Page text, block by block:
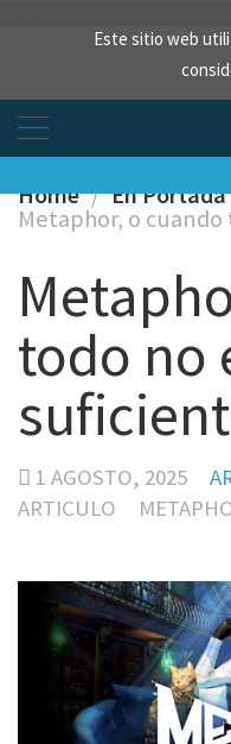
Este sitio web
Home En Portada
Metaphor, o
todo no
1 AGOSTO, 2025
ARTICULO